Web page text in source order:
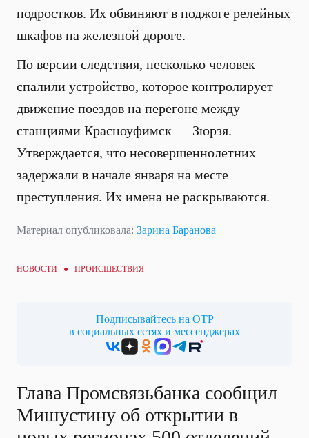
подростков. Их обвиняют в поджоге релейных
шкафов на железной дороге.
По версии следствия, несколько человек
спалили устройство, которое контролирует
движение поездов на перегоне между
станциями Красноуфимск — Зюрзя.
Утверждается, что несовершеннолетних
задержали в начале января на месте
преступления. Их имена не раскрываются.
Материал опубликовала: Зарина Баранова
НОВОСТИ ● ПРОИСШЕСТВИЯ
Подписывайтесь на ОТР
в социальных сетях и мессенджерах
Глава Промсвязьбанка сообщил
Мишустину об открытии в